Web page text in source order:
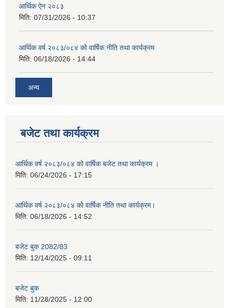
आर्थिक ऐन २०८३
मिति: 07/31/2026 - 10:37
आर्थिक वर्ष २०८३/०८४ को वार्षिक नीति तथा कार्यक्रम
मिति: 06/18/2026 - 14:44
अन्य
बजेट तथा कार्यक्रम
आर्थिक वर्ष २०८३/०८४ को वार्षिक बजेट तथा कार्यक्रम ।
मिति: 06/24/2026 - 17:15
आर्थिक वर्ष २०८३/०८४ को वार्षिक नीति तथा कार्यक्रम।
मिति: 06/18/2026 - 14:52
बजेट बुक 2082/83
मिति: 12/14/2025 - 09:11
बजेट बुक
मिति: 11/28/2025 - 12:00